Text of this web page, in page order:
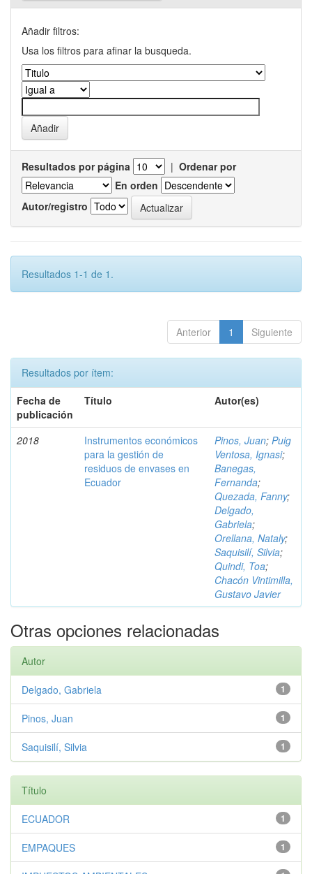
Añadir filtros:
Usa los filtros para afinar la busqueda.
Resultados por página | Ordenar por
En orden
Autor/registro
Resultados 1-1 de 1.
Anterior 1 Siguiente
Resultados por ítem:
Fecha de
publicación
Título Autor(es)
2018
Instrumentos económicos
para la gestión de
residuos de envases en
Ecuador
Pinos, Juan; Puig
Ventosa, Ignasi;
Banegas,
Fernanda;
Quezada, Fanny;
Delgado,
Gabriela;
Orellana, Nataly;
Saquisilí, Silvia;
Quindi, Toa;
Chacón Vintimilla,
Gustavo Javier
Otras opciones relacionadas
Autor
1
Delgado, Gabriela
1
Pinos, Juan
1
Saquisilí, Silvia
Título
1
ECUADOR
1
EMPAQUES